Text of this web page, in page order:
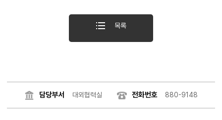
목록
담당부서 대외협력실 전화번호 880-9148